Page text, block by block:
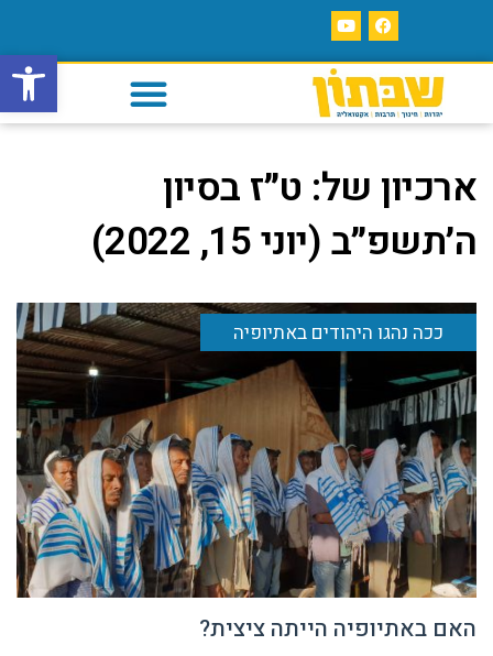
פתח
ארכיון של: ט״ז בסיון
ה׳תשפ״ב (יוני 15, 2022)
ככה נהגו היהודים באתיופיה
האם באתיופיה הייתה ציצית?